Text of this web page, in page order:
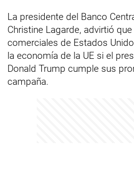
La presidente del Banco
Christine Lagarde, advirtió
comerciales de Estados
la economía de la UE si el
Donald Trump cumple sus
campaña.